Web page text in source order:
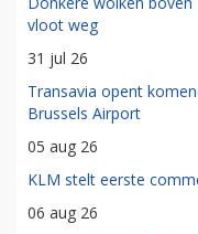
vloot weg
31 jul 26
Transavia opent
Brussels Airport
05 aug 26
KLM stelt eerste
06 aug 26